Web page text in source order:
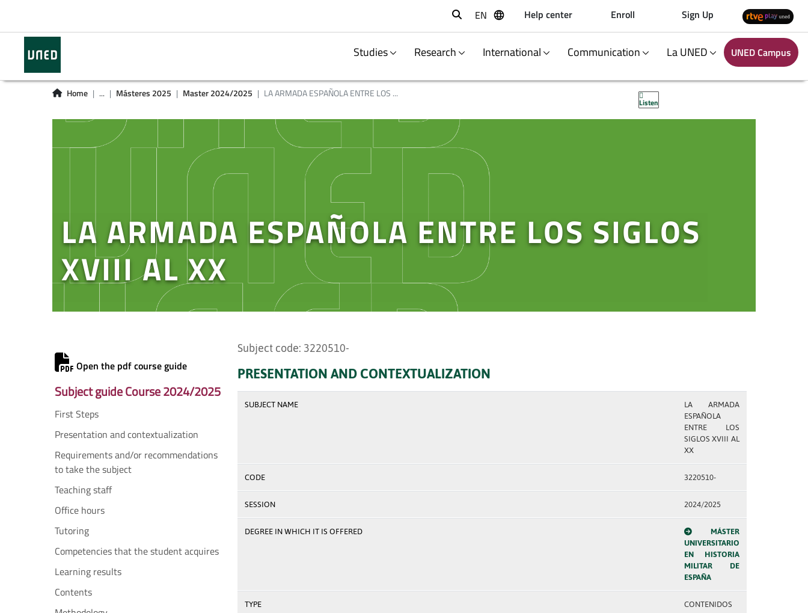
Buscar
EN Help center Enroll Sign Up
Studies Research International Communication La UNED UNED Campus
Home ... Másteres 2025 Master 2024/2025 LA ARMADA ESPAÑOLA ENTRE LOS ...
Listen
LA ARMADA ESPAÑOLA ENTRE LOS SIGLOS
XVIII AL XX
Open the pdf course guide
Subject guide Course 2024/2025
First Steps
Presentation and contextualization
Requirements and/or recommendations
to take the subject
Teaching staff
Office hours
Tutoring
Competencies that the student acquires
Learning results
Contents
Subject code: 3220510-
PRESENTATION AND CONTEXTUALIZATION
SUBJECT NAME
LA ARMADA
ESPAÑOLA
ENTRE LOS
SIGLOS XVIII AL
XX
CODE 3220510-
SESSION 2024/2025
DEGREE IN WHICH IT IS OFFERED
MÁSTER
UNIVERSITARIO
EN HISTORIA
MILITAR DE
ESPAÑA
TYPE CONTENIDOS